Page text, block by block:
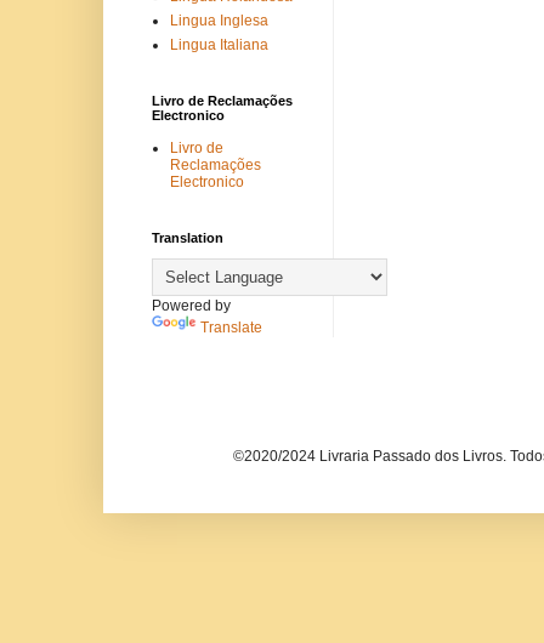
Lingua Inglesa
Lingua Italiana
Livro de Reclamações
Electronico
Livro de
Reclamações
Electronico
Translation
Powered by
Translate
©2020/2024 Livraria Passado dos Livros.